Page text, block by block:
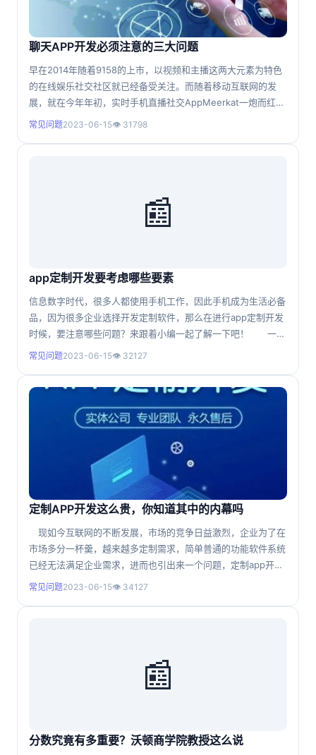
聊天APP开发必须注意的三大问题
早在2014年随着9158的上市，以视频和主播这两大元素为特色
的在线娱乐社交社区就已经备受关注。而随着移动互联网的发
展，就在今年年初，实时手机直播社交AppMeerkat一炮而红。
业内分析认为，作为一款视频直播应用，Meerkat的成功并不在
常见问题2023-06-15👁 31798
📰
app定制开发要考虑哪些要素
信息数字时代，很多人都使用手机工作，因此手机成为生活必备
品，因为很多企业选择开发定制软件，那么在进行app定制开发
时候，要注意哪些问题？来跟着小编一起了解一下吧！ 一、
整体规划 在寻找软件开发公司之前，您需要有一个总体规划
构，不同架构之间有什么区别，是否存在风险等等。所有这些都
常见问题2023-06-15👁 32127
定制APP开发这么贵，你知道其中的内幕吗
现如今互联网的不断发展，市场的竞争日益激烈，企业为了在
市场多分一杯羹，越来越多定制需求，简单普通的功能软件系统
已经无法满足企业需求，进而也引出来一个问题，定制app开发
为什么那么贵呢？在知道这个答案的时候，先要知道“定制开
常见问题2023-06-15👁 34127
📰
分数究竟有多重要？沃顿商学院教授这么说